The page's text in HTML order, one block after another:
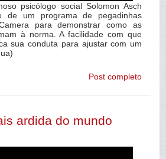
psicólogo social Solomon Asch
de um programa de pegadinhas
para demonstrar como as
à norma. A facilidade com que
sua conduta para ajustar com um
Post completo
ardida do mundo